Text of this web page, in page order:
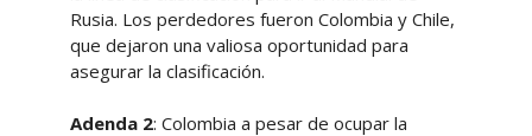
Rusia. Los perdedores fueron Colombia y Chile,
que dejaron una valiosa oportunidad para
asegurar la clasificación.
Adenda 2: Colombia a pesar de ocupar la